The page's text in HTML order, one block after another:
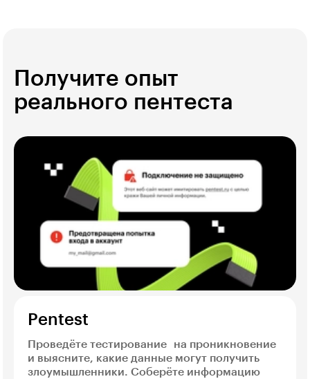
Получите опыт
реального пентеста
Pentest
Проведёте тестирование на проникновение
и выясните, какие данные могут получить
злоумышленники. Соберёте информацию